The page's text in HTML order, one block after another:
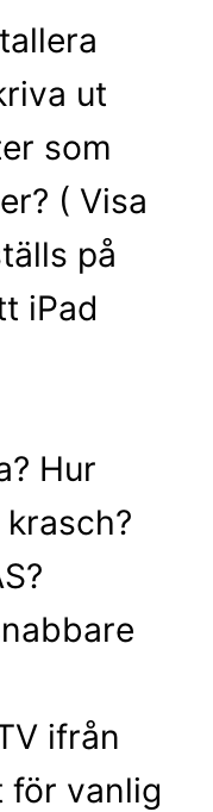
ut
som
( Visa
på
iPad
Hur
ifrån
för vanlig